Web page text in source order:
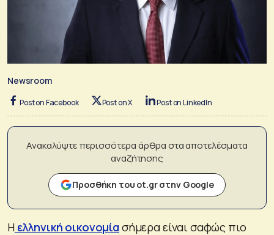
Newsroom
Post on Facebook Post on X Post on LinkedIn
Ανακαλύψτε περισσότερα άρθρα στα αποτελέσματα
αναζήτησης
Προσθήκη του ot.gr στην Google
Ηελληνική οικονομία σήμερα είναι σαφώς πιο